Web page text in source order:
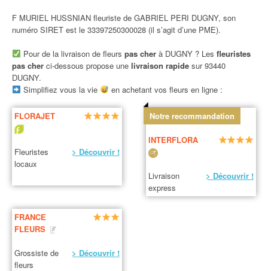
F MURIEL HUSSNIAN fleuriste de GABRIEL PERI DUGNY, son
numéro SIRET est le 33397250300028 (il s’agit d’une PME).
Pour de la livraison de fleurs pas cherà DUGNY ? Les fleuristes
pas cher ci-dessous propose une livraison rapide sur 93440
DUGNY.
Simplifiez vous la vie
en achetant vos fleurs en ligne :
FLORAJET
Fleuristes
locaux
> Découvrir !
Notre recommandation
INTERFLORA
Livraison
express
> Découvrir !
FRANCE
FLEURS
Grossiste de
fleurs
> Découvrir !